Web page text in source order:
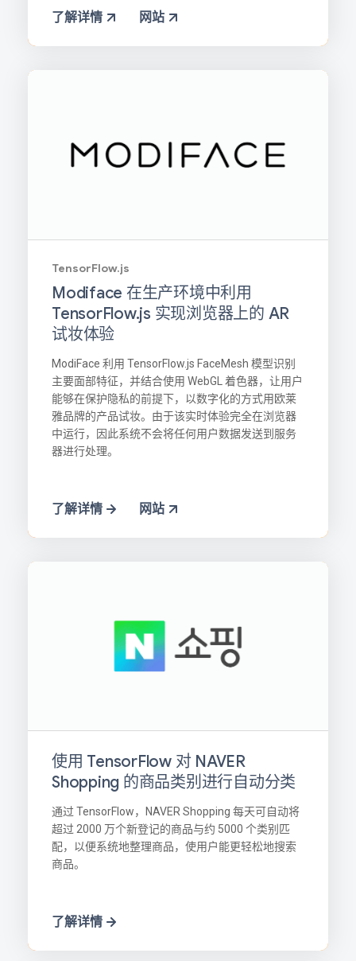
了解详情 网站
TensorFlow.js
Modiface 在生产环境中利用
TensorFlow.js 实现浏览器上的 AR
试妆体验
ModiFace 利用 TensorFlow.js FaceMesh 模型识别
主要面部特征，并结合使用 WebGL 着色器，让用户
能够在保护隐私的前提下，以数字化的方式用欧莱
雅品牌的产品试妆。由于该实时体验完全在浏览器
中运行，因此系统不会将任何用户数据发送到服务
器进行处理。
了解详情 网站
使用 TensorFlow 对 NAVER
Shopping 的商品类别进行自动分类
通过 TensorFlow，NAVER Shopping 每天可自动将
超过 2000 万个新登记的商品与约 5000 个类别匹
配，以便系统地整理商品，使用户能更轻松地搜索
商品。
了解详情